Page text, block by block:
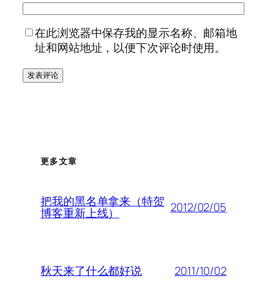
在此浏览器中保存我的显示名称、邮箱地
址和网站地址，以便下次评论时使用。
更多文章
把我的黑名单拿来（特贺
博客重新上线） 2012/02/05
秋天来了什么都好说 2011/10/02